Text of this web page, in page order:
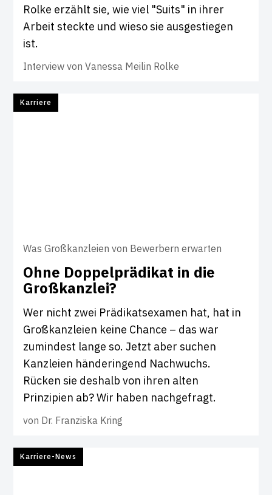
Rolke erzählt sie, wie viel "Suits" in ihrer
Arbeit steckte und wieso sie ausgestiegen
ist.
Interview von Vanessa Meilin Rolke
Karriere
Was Großkanzleien von Bewerbern erwarten
Ohne Dop­pel­prä­d­ikat in die
Groß­kanzlei?
Wer nicht zwei Prädikatsexamen hat, hat in
Großkanzleien keine Chance – das war
zumindest lange so. Jetzt aber suchen
Kanzleien händeringend Nachwuchs.
Rücken sie deshalb von ihren alten
Prinzipien ab? Wir haben nachgefragt.
von Dr. Franziska Kring
Karriere-News